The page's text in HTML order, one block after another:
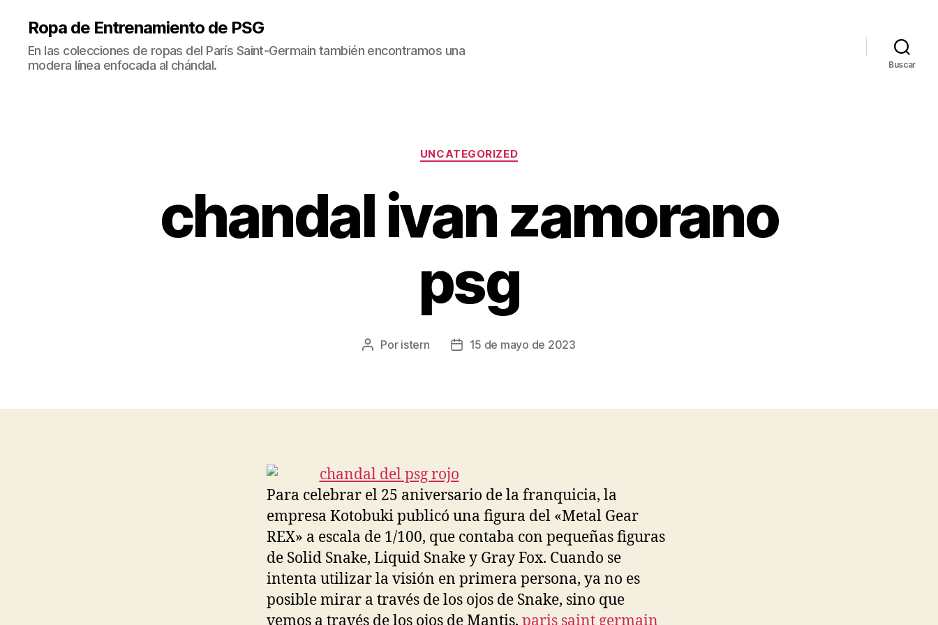
Ropa de Entrenamiento de PSG
En las colecciones de ropas del París Saint-Germain también encontramos una
modera línea enfocada al chándal.
Buscar
Categorías
UNCATEGORIZED
chandal ivan zamorano
psg
Autor
Por istern
Fecha15 de mayo de 2023
Para celebrar el 25 aniversario de la franquicia, la
empresa Kotobuki publicó una figura del «Metal Gear
REX» a escala de 1/100, que contaba con pequeñas figuras
de Solid Snake, Liquid Snake y Gray Fox. Cuando se
intenta utilizar la visión en primera persona, ya no es
posible mirar a través de los ojos de Snake, sino que
vemos a través de los ojos de Mantis, paris saint germain